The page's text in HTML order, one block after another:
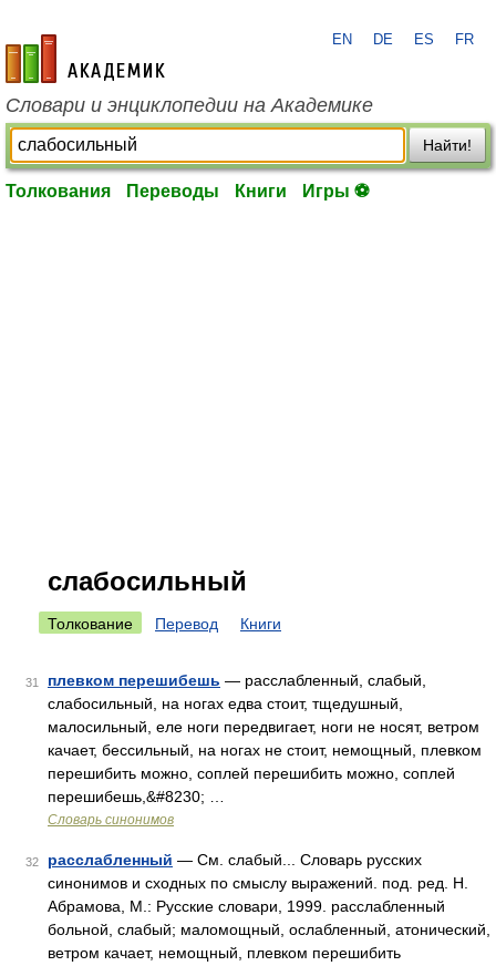
academic.ru
EN DE ES FR
Словари и энциклопедии на Академике
Найти!
Толкования Переводы Книги Игры ⚽
слабосильный
Толкование Перевод Книги
31 плевком перешибешь — расслабленный, слабый,
слабосильный, на ногах едва стоит, тщедушный,
малосильный, еле ноги передвигает, ноги не носят, ветром
качает, бессильный, на ногах не стоит, немощный, плевком
перешибить можно, соплей перешибить можно, соплей
перешибешь,&#8230; …
Словарь синонимов
32 расслабленный — См. слабый... Словарь русских
синонимов и сходных по смыслу выражений. под. ред. Н.
Абрамова, М.: Русские словари, 1999. расслабленный
больной, слабый; маломощный, ослабленный, атонический,
ветром качает, немощный, плевком перешибить